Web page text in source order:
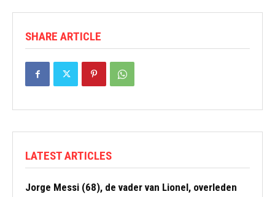
SHARE ARTICLE
LATEST ARTICLES
Jorge Messi (68), de vader van Lionel, overleden